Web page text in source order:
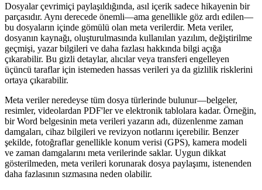
Dosyalar çevrimiçi paylaşıldığında, asıl içerik sadece hikayenin bir
parçasıdır. Aynı derecede önemli—ama genellikle göz ardı edilen—
bu dosyaların içinde gömülü olan meta verilerdir. Meta veriler,
dosyanın kaynağı, oluşturulmasında kullanılan yazılım, değiştirilme
geçmişi, yazar bilgileri ve daha fazlası hakkında bilgi açığa
çıkarabilir. Bu gizli detaylar, alıcılar veya transferi engelleyen
üçüncü taraflar için istemeden hassas verileri ya da gizlilik risklerini
ortaya çıkarabilir.
Meta veriler neredeyse tüm dosya türlerinde bulunur—belgeler,
resimler, videolardan PDF'ler ve elektronik tablolara kadar. Örneğin,
bir Word belgesinin meta verileri yazarın adı, düzenlenme zaman
damgaları, cihaz bilgileri ve revizyon notlarını içerebilir. Benzer
şekilde, fotoğraflar genellikle konum verisi (GPS), kamera modeli
ve zaman damgalarını meta verilerinde saklar. Uygun dikkat
gösterilmeden, meta verileri korunarak dosya paylaşımı, istenenden
daha fazlasının sızmasına neden olabilir.